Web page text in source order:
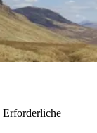
Erforderliche